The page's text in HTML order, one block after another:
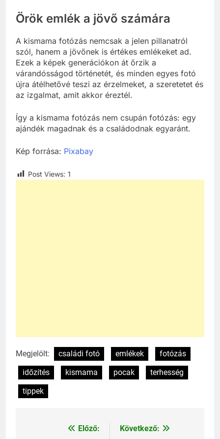
Örök emlék a jövő számára
A kismama fotózás nemcsak a jelen pillanatról
szól, hanem a jövőnek is értékes emlékeket ad.
Ezek a képek generációkon át őrzik a
várandósságod történetét, és minden egyes fotó
újra átélhetővé teszi az érzelmeket, a szeretetet és
az izgalmat, amit akkor éreztél.
Így a kismama fotózás nem csupán fotózás: egy
ajándék magadnak és a családodnak egyaránt.
Kép forrása: Pixabay
Post Views: 1
Megjelölt: családi fotó emlékek
fotózás
időzítés
kismama pocak
terhesség
tippek
BejegyzésElőző:
Következő: